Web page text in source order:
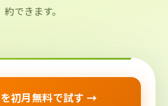
約できます。
初月無料で試す →